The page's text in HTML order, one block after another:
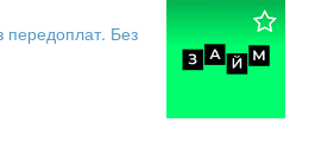
передоплат. Без